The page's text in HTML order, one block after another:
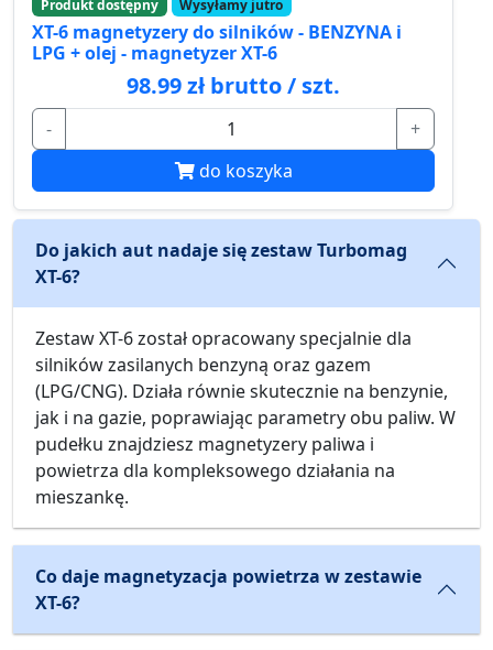
Produkt dostępny Wysyłamy jutro
XT-6 magnetyzery do silników - BENZYNA i
LPG + olej - magnetyzer XT-6
98.99 zł brutto / szt.
-
+
do koszyka
Do jakich aut nadaje się zestaw Turbomag
XT-6?
Zestaw XT-6 został opracowany specjalnie dla
silników zasilanych benzyną oraz gazem
(LPG/CNG). Działa równie skutecznie na benzynie,
jak i na gazie, poprawiając parametry obu paliw. W
pudełku znajdziesz magnetyzery paliwa i
powietrza dla kompleksowego działania na
mieszankę.
Co daje magnetyzacja powietrza w zestawie
XT-6?